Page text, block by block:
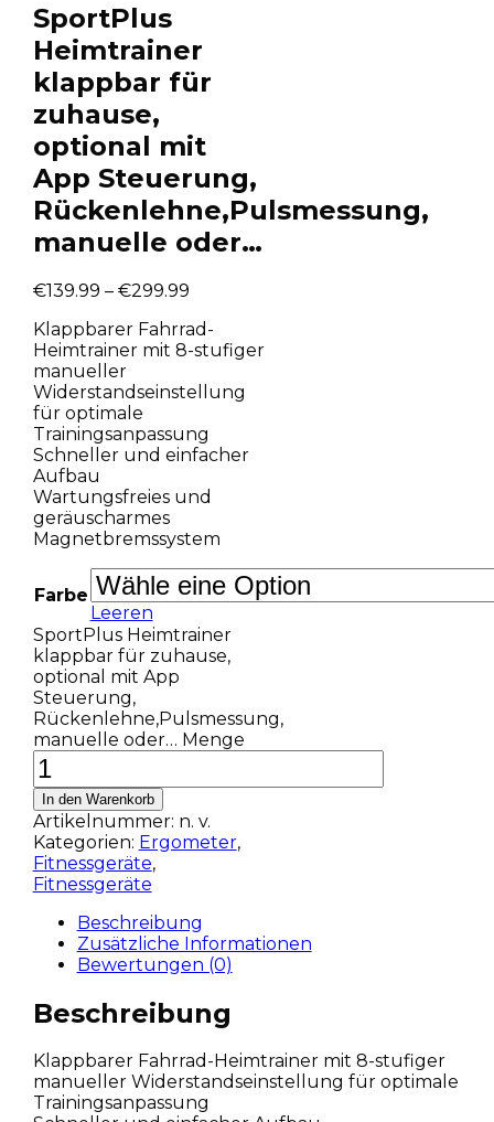
SportPlus
Heimtrainer
klappbar für
zuhause,
optional mit
App Steuerung,
Rückenlehne,Pulsmessung,
manuelle oder…
€139.99 – €299.99
Klappbarer Fahrrad-
Heimtrainer mit 8-stufiger
manueller
Widerstandseinstellung
für optimale
Trainingsanpassung
Schneller und einfacher
Aufbau
Wartungsfreies und
geräuscharmes
Magnetbremssystem
Farbe
Leeren
SportPlus Heimtrainer
klappbar für zuhause,
optional mit App
Steuerung,
Rückenlehne,Pulsmessung,
manuelle oder… Menge
In den Warenkorb
Artikelnummer: n. v.
Kategorien: Ergometer,
Fitnessgeräte,
Fitnessgeräte
Beschreibung
Zusätzliche Informationen
Bewertungen (0)
Beschreibung
Klappbarer Fahrrad-Heimtrainer mit 8-stufiger
manueller Widerstandseinstellung für optimale
Trainingsanpassung